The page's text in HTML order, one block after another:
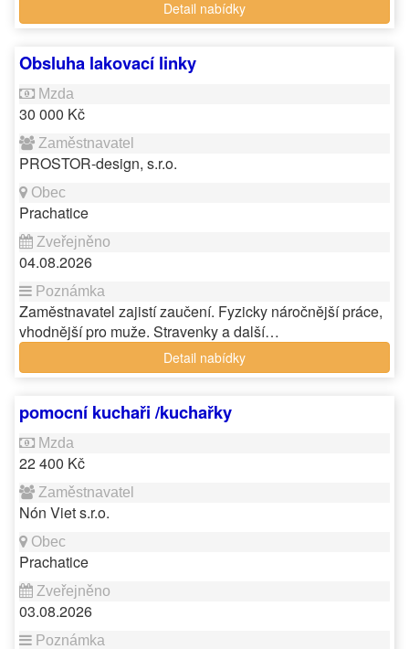
Detail nabídky
Obsluha lakovací linky
30 000 Kč
PROSTOR-design, s.r.o.
Prachatice
04.08.2026
Zaměstnavatel zajistí zaučení. Fyzicky náročnější práce,
vhodnější pro muže. Stravenky a další…
Detail nabídky
pomocní kuchaři /kuchařky
22 400 Kč
Nón Viet s.r.o.
Prachatice
03.08.2026